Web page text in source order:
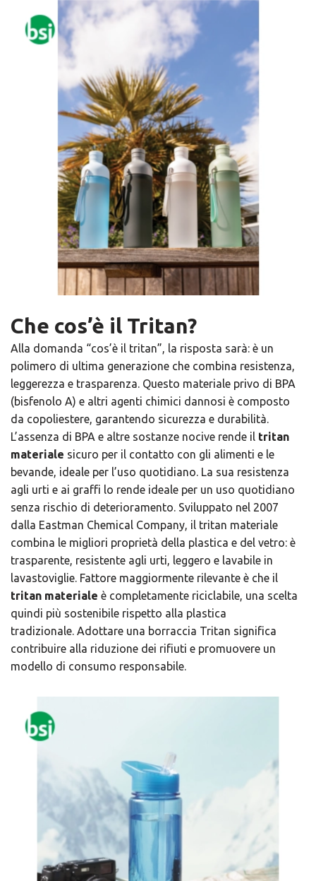
Che cos’è il Tritan?
Alla domanda “cos’è il tritan”, la risposta sarà: è un
polimero di ultima generazione che combina resistenza,
leggerezza e trasparenza. Questo materiale privo di BPA
(bisfenolo A) e altri agenti chimici dannosi è composto
da copoliestere, garantendo sicurezza e durabilità.
L’assenza di BPA e altre sostanze nocive rende il tritan
materiale sicuro per il contatto con gli alimenti e le
bevande, ideale per l’uso quotidiano. La sua resistenza
agli urti e ai graffi lo rende ideale per un uso quotidiano
senza rischio di deterioramento. Sviluppato nel 2007
dalla Eastman Chemical Company, il tritan materiale
combina le migliori proprietà della plastica e del vetro: è
trasparente, resistente agli urti, leggero e lavabile in
lavastoviglie. Fattore maggiormente rilevante è che il
tritan materiale è completamente riciclabile, una scelta
quindi più sostenibile rispetto alla plastica
tradizionale. Adottare una borraccia Tritan significa
contribuire alla riduzione dei rifiuti e promuovere un
modello di consumo responsabile.